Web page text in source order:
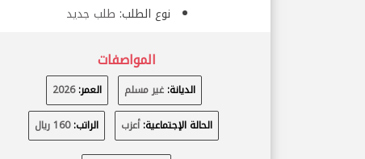
نوع الطلب: طلب جديد
المواصفات
الديانة:غير مسلم العمر:2026
الحالة الإجتماعية:أعزب الراتب:160 ريال